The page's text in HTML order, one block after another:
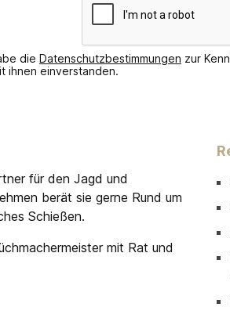
die Datenschutzbestimmungen zur
ihnen einverstanden.
für den Jagd und
berät sie gerne Rund um
Schießen.
mit Rat und